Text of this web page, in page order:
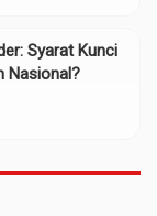
Syarat Kunci
Nasional?